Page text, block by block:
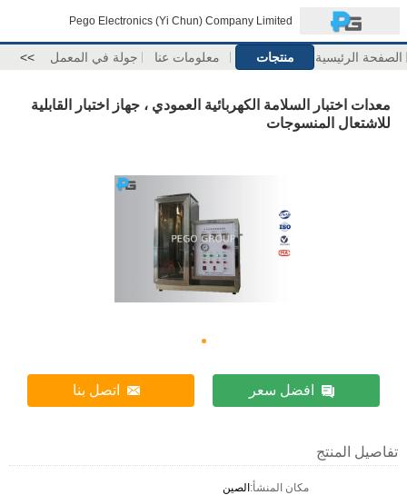
Pego Electronics (Yi Chun) Company Limited
الصفحة الرئيسية منتجات معلومات عنا جولة في المعمل >>
معدات اختبار السلامة الكهربائية العمودي ، جهاز اختبار القابلية
للاشتعال المنسوجات
افضل سعر اتصل بنا
تفاصيل المنتج
مكان المنشأ:الصين